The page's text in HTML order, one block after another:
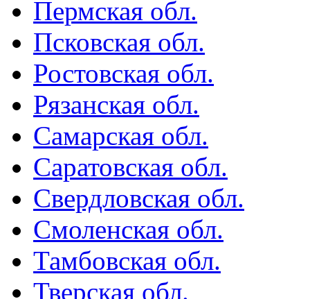
Пермская обл.
Псковская обл.
Ростовская обл.
Рязанская обл.
Самарская обл.
Саратовская обл.
Свердловская обл.
Смоленская обл.
Тамбовская обл.
Тверская обл.